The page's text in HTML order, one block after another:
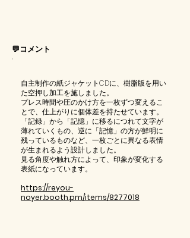
💬コメント
自主制作の紙ジャケットCDに、樹脂版を用い
た空押し加工を施しました。
プレス時間や圧のかけ方を一枚ずつ変えるこ
とで、仕上がりに個体差を持たせています。
「記録」から「記憶」に移るにつれて文字が
薄れていくもの、逆に「記憶」の方が鮮明に
残っているものなど、一枚ごとに異なる表情
が生まれるよう設計しました。
見る角度や触れ方によって、印象が変化する
表紙になっています。
https://reyou-
noyer.booth.pm/items/8277018